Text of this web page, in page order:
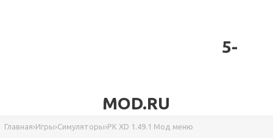
5-
MOD.RU
Главная›Игры›Симуляторы›PK XD 1.49.1 Мод меню